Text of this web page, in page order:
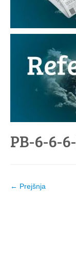
PB-6-6-
← Prejšnja